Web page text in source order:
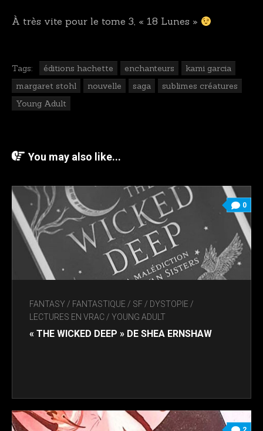
À très vite pour le tome 3, « 18 Lunes »
Tags: éditions hachette enchanteurs
kami garcia
margaret stohl
nouvelle saga
sublimes créatures
Young Adult
You may also like...
0
FANTASY / FANTASTIQUE / SF / DYSTOPIE /
LECTURES EN VRAC/ YOUNG ADULT
« THE WICKED DEEP » DE SHEA ERNSHAW